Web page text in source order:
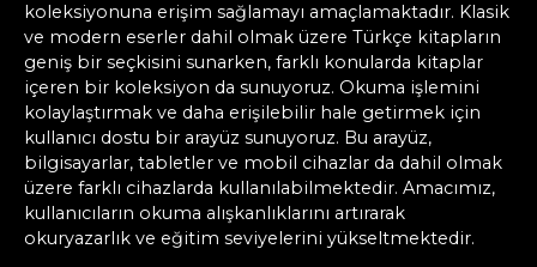
koleksiyonuna erişim sağlamayı amaçlamaktadır. Klasik
ve modern eserler dahil olmak üzere Türkçe kitapların
geniş bir seçkisini sunarken, farklı konularda kitaplar
içeren bir koleksiyon da sunuyoruz. Okuma işlemini
kolaylaştırmak ve daha erişilebilir hale getirmek için
kullanıcı dostu bir arayüz sunuyoruz. Bu arayüz,
bilgisayarlar, tabletler ve mobil cihazlar da dahil olmak
üzere farklı cihazlarda kullanılabilmektedir. Amacımız,
kullanıcıların okuma alışkanlıklarını artırarak
okuryazarlık ve eğitim seviyelerini yükseltmektedir.